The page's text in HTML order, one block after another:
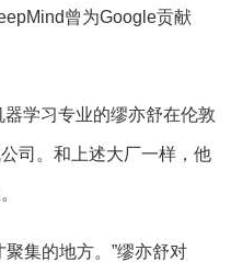
曾为Google贡献
学习专业的缪亦舒在伦敦
司。和上述大厂一样，他
集的地方。”缪亦舒对